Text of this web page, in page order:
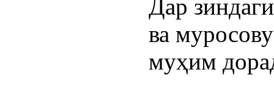
Дар
ва
муҳим